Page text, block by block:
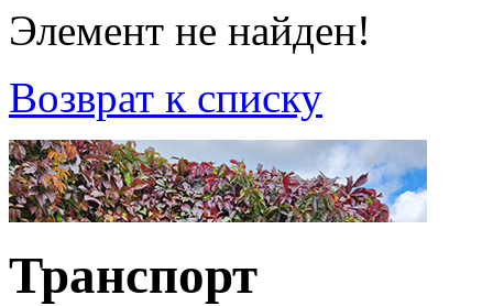
Элемент не найден!
Возврат к списку
Транспорт